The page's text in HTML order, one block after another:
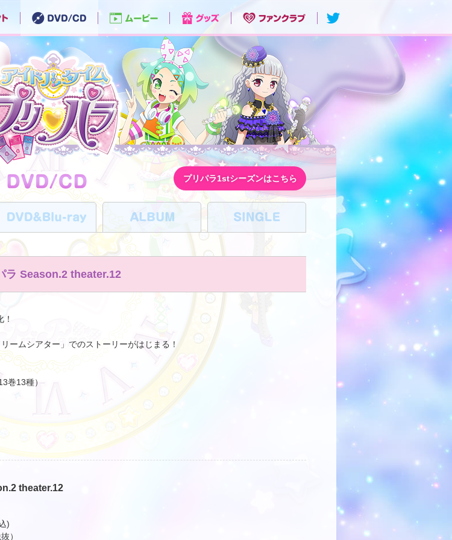
プリパラ1stシーズンはこちら
ラ Season.2 theater.12
ームシアター」でのストーリーがはじまる！
巻13種）
theater.12
)
）